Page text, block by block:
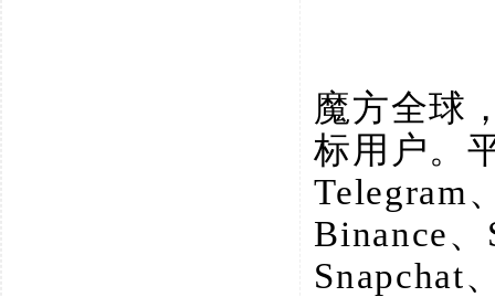
魔方全球
标用户。
Telegram
Binance
Snapchat